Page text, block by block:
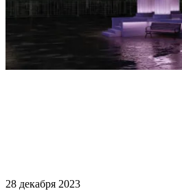
28 декабря 2023